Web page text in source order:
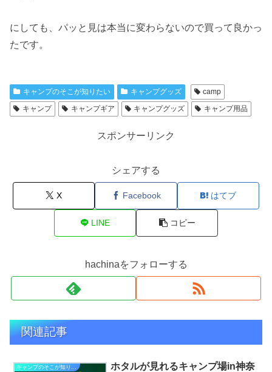
にしても、パッと見は本当に変わらないので買って良かっ
たです。
キャンプのそこが知りたい キャンプグッズ
camp
キャンプ
キャンプギア キャンプグッズ キャンプ用品
スポンサーリンク
シェアする
X Facebook はてブ
LINE コピー
hachinaをフォローする
関連記事
ホタルが見れるキャンプ場in神奈